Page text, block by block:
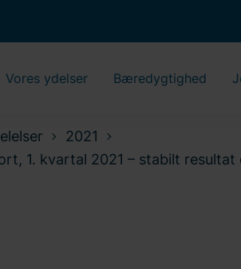
Vores ydelser Bæredygtighed
2021
1. kvartal 2021 – stabilt